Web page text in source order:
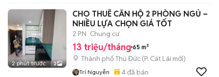
2 phút trước 2
CHO THUÊ CĂN HỘ 2 PHÒNG NGỦ –
NHIỀU LỰA CHỌN GIÁ TỐT
2 PN Chung cư
13 triệu/tháng 65 m²
Thành phố Thủ Đức (P. Cát Lái mới)
Trí Nguyễn 4đã bán